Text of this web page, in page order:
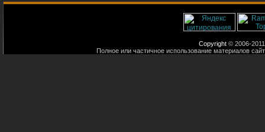
Copyright © 2006-
Полное или частичное использование материалов